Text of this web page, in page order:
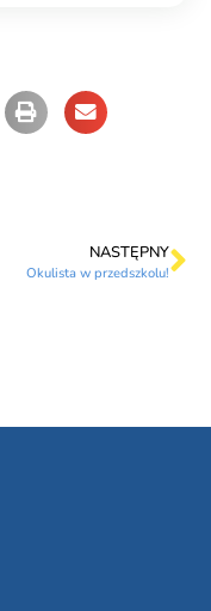
NASTĘPNY
Okulista w przedszkolu!